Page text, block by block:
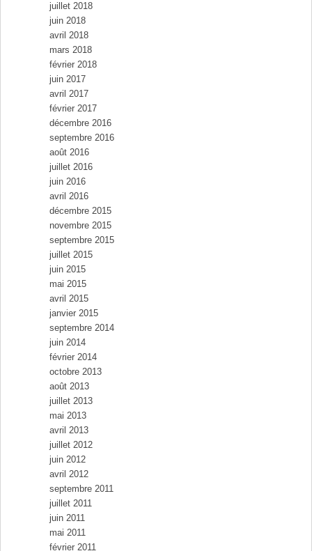
juillet 2018
juin 2018
avril 2018
mars 2018
février 2018
juin 2017
avril 2017
février 2017
décembre 2016
septembre 2016
août 2016
juillet 2016
juin 2016
avril 2016
décembre 2015
novembre 2015
septembre 2015
juillet 2015
juin 2015
mai 2015
avril 2015
janvier 2015
septembre 2014
juin 2014
février 2014
octobre 2013
août 2013
juillet 2013
mai 2013
avril 2013
juillet 2012
juin 2012
avril 2012
septembre 2011
juillet 2011
juin 2011
mai 2011
février 2011